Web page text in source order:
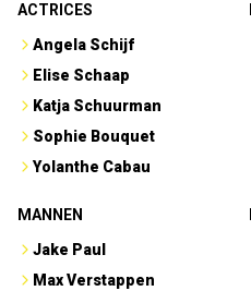
ACTRICES
Angela Schijf
Elise Schaap
Katja Schuurman
Sophie Bouquet
Yolanthe Cabau
MANNEN
Jake Paul
Max Verstappen